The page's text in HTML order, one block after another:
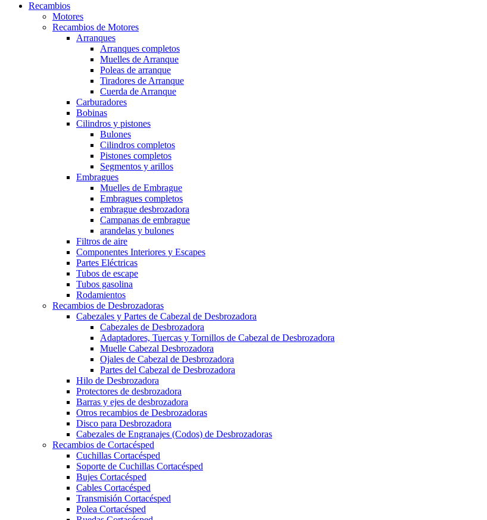
Recambios
Motores
Recambios de Motores
Arranques
Arranques completos
Muelles de Arranque
Poleas de arranque
Tiradores de Arranque
Cuerda de Arranque
Carburadores
Bobinas
Cilindros y pistones
Bulones
Cilindros completos
Pistones completos
Segmentos y arillos
Embragues
Muelles de Embrague
Embragues completos
embrague desbrozadora
Campanas de embrague
arandelas y bulones
Filtros de aire
Componentes Interiores y Escapes
Partes Eléctricas
Tubos de escape
Tubos gasolina
Rodamientos
Recambios de Desbrozadoras
Cabezales y Partes de Cabezal de Desbrozadora
Cabezales de Desbrozadora
Adaptadores, Tuercas y Tornillos de Cabezal de Desbrozadora
Muelle Cabezal Desbrozadora
Ojales de Cabezal de Desbrozadora
Partes del Cabezal de Desbrozadora
Hilo de Desbrozadora
Protectores de desbrozadora
Barras y ejes de desbrozadora
Otros recambios de Desbrozadoras
Disco para Desbrozadora
Cabezales de Engranajes (Codos) de Desbrozadoras
Recambios de Cortacésped
Cuchillas Cortacésped
Soporte de Cuchillas Cortacésped
Bujes Cortacésped
Cables Cortacésped
Transmisión Cortacésped
Polea Cortacésped